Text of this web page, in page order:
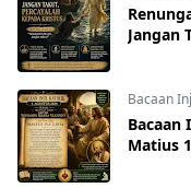
Jangan
Bacaan
Bacaan
Matius